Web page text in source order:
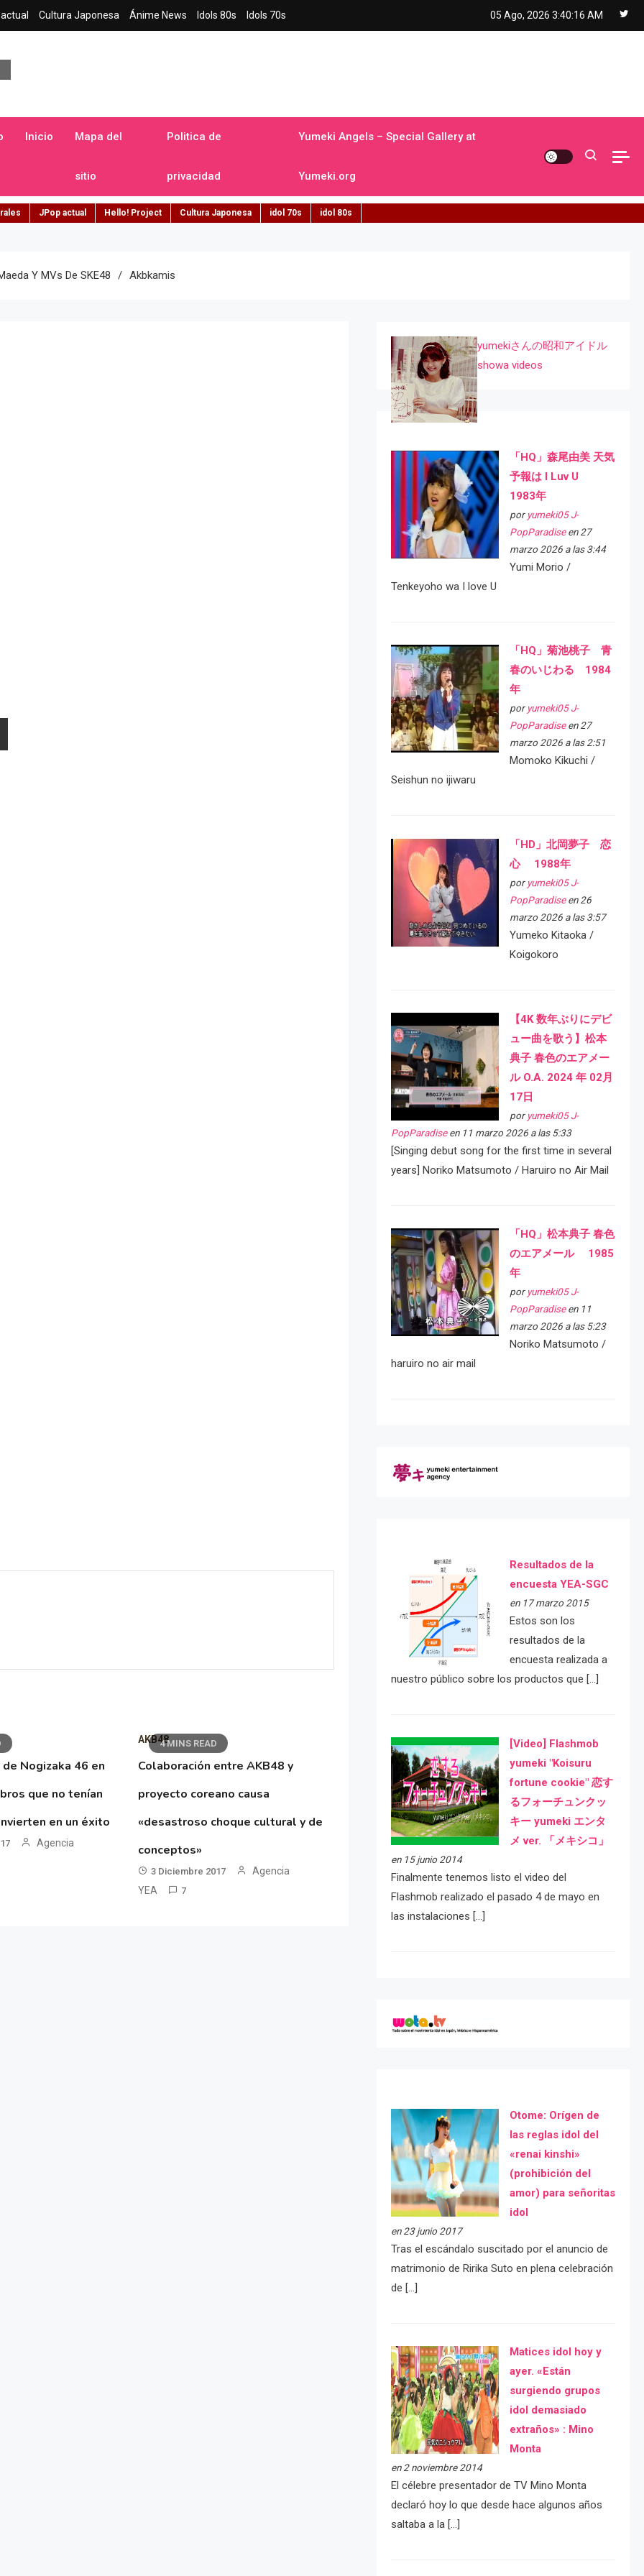
Cultura Japonesa Ánime News Idols 80s Idols 70s 05 Ago, 2026 3:40:17 AM
Inicio Mapa del
sitio
Politica de
privacidad
Yumeki Angels – Special Gallery at
Yumeki.org
JPop actual Hello! Project Cultura Japonesa idol 70s idol 80s
Y MVs De SKE48 Akbkamis
Nogizaka 46 en
que no tenían
en un éxito
Agencia
4 MINS READ
AKB48
Colaboración entre AKB48 y
proyecto coreano causa
«desastroso choque cultural y de
conceptos»
3 Diciembre 2017
Agencia
YEA
7
yumekiさんの昭和アイドル
showa videos
「HQ」森尾由美 天気
予報は I Luv U
1983年
por yumeki05 J-
PopParadiseen 27
marzo 2026 a las 3:44
Yumi Morio /
Tenkeyoho wa I love U
「HQ」菊池桃子 青
春のいじわる 1984
年
por yumeki05 J-
PopParadiseen 27
marzo 2026 a las 2:51
Momoko Kikuchi /
Seishun no ijiwaru
「HD」北岡夢子 恋
心 1988年
por yumeki05 J-
PopParadiseen 26
marzo 2026 a las 3:57
Yumeko Kitaoka /
Koigokoro
【4K 数年ぶりにデビ
ュー曲を歌う】松本
典子 春色のエアメー
ル O.A. 2024 年 02月
17日
por yumeki05 J-
PopParadiseen 11 marzo 2026 a las 5:33
[Singing debut song for the first time in several
years] Noriko Matsumoto / Haruiro no Air Mail
「HQ」松本典子 春色
のエアメール 1985
年
por yumeki05 J-
PopParadiseen 11
marzo 2026 a las 5:23
Noriko Matsumoto /
haruiro no air mail
Resultados de la
encuesta YEA-SGC
en 17 marzo 2015
Estos son los
resultados de la
encuesta realizada a
nuestro público sobre los productos que […]
[Video] Flashmob
yumeki "Koisuru
fortune cookie" 恋す
るフォーチュンクッ
キー yumeki エンタ
メ ver. 「メキシコ」
en 15 junio 2014
Finalmente tenemos listo el video del
Flashmob realizado el pasado 4 de mayo en
las instalaciones […]
Otome: Orígen de
las reglas idol del
«renai kinshi»
(prohibición del
amor) para señoritas
idol
en 23 junio 2017
Tras el escándalo suscitado por el anuncio de
matrimonio de Ririka Suto en plena celebración
de […]
Matices idol hoy y
ayer. «Están
surgiendo grupos
idol demasiado
extraños» : Mino
Monta
en 2 noviembre 2014
El célebre presentador de TV Mino Monta
declaró hoy lo que desde hace algunos años
saltaba a la […]